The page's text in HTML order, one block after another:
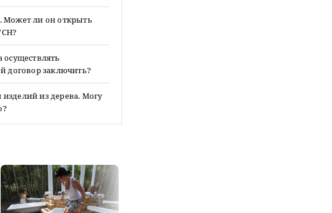
Может ли он открыть
договор заключить?
из дерева. Могу